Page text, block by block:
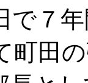
で７
町田